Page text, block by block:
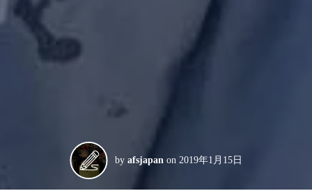
by afsjapan on 2019年1月15日